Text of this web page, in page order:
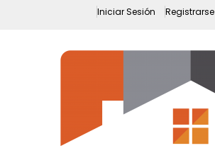
Iniciar Sesión Registrarse